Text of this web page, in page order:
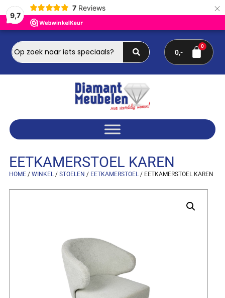
9,7
7 Reviews ×
0
EETKAMERSTOEL KAREN
HOME/ WINKEL/ STOELEN / EETKAMERSTOEL/ EETKAMERSTOEL KAREN